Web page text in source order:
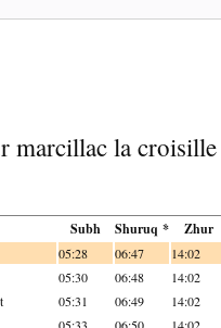
marcillac la croisille
Subh Shuruq * Zhur
05:28 06:47 14:02
05:30 06:48 14:02
05:31 06:49 14:02